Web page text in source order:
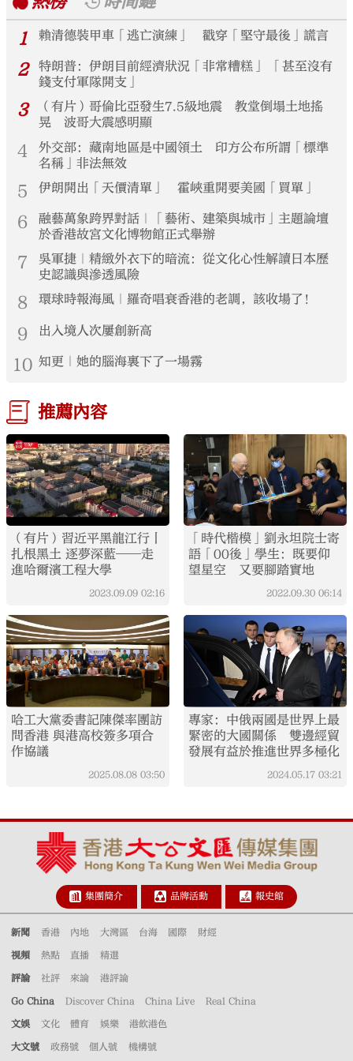
1
賴清德裝甲車「逃亡演練」 戳穿「堅守最後」謊言
2
特朗普：伊朗目前經濟狀況「非常糟糕」 「甚至沒有
錢支付軍隊開支」
3
（有片）哥倫比亞發生7.5級地震 教堂倒塌土地搖
晃 波哥大震感明顯
4
外交部：藏南地區是中國領土 印方公布所謂「標準
名稱」非法無效
5 伊朗開出「天價清單」 霍峽重開要美國「買單」
6
融藝萬象跨界對話｜「藝術、建築與城市」主題論壇
於香港故宮文化博物館正式舉辦
7
吳軍捷｜精緻外衣下的暗流：從文化心性解讀日本歷
史認識與滲透風險
8 環球時報海風｜羅奇唱衰香港的老調，該收場了！
9 出入境人次屢創新高
10 知更｜她的腦海裏下了一場霧
推薦內容
（有片）習近平黑龍江行丨
扎根黑土 逐夢深藍——走
進哈爾濱工程大學
2023.09.09 02:16
「時代楷模」劉永坦院士寄
語「00後」學生：既要仰
望星空 又要腳踏實地
2022.09.30 06:14
哈工大黨委書記陳傑率團訪
問香港 與港高校簽多項合
作協議
2025.08.08 03:50
專家：中俄兩國是世界上最
緊密的大國關係 雙邊經貿
發展有益於推進世界多極化
2024.05.17 03:21
集團簡介 品牌活動 報史館
新聞 香港 內地 大灣區 台海 國際 財經
視頻 熱點 直播 精選
評論 社評 來論 港評論
Go China Discover China China Live Real China
文娛 文化 體育 娛樂 港飲港色
大文號 政務號 個人號 機構號